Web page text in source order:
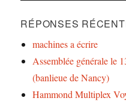
RÉPONSES
machines a écrire
Assemblée générale le
(banlieue de Nancy)
Hammond Multiplex